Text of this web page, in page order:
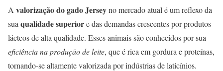
A valorização do gado Jerseyno mercado atual é um reflexo da
sua qualidade superiore das demandas crescentes por produtos
lácteos de alta qualidade. Esses animais são conhecidos por sua
eficiência na produção de leite, que é rica em gordura e proteínas,
tornando-se altamente valorizada por indústrias de laticínios.